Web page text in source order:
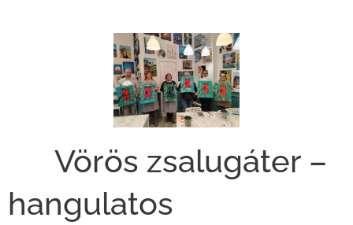
❤️ Vörös zsalugáter –
hangulatos